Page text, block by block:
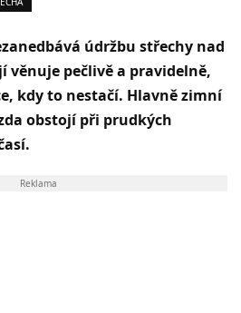
údržbu střechy nad
věnuje pečlivě a pravidelně,
kdy to nestačí. Hlavně zimní
obstojí při prudkých
Reklama